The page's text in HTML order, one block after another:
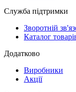
Служба підтримки
Зворотній
Каталог
Додатково
Виробники
Акції